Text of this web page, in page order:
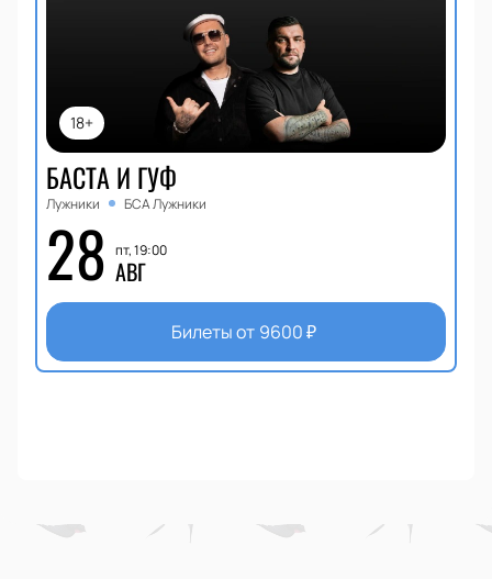
18+
БАСТА И ГУФ
Лужники БСА Лужники
28 пт, 19:00
АВГ
Билеты от 9600₽